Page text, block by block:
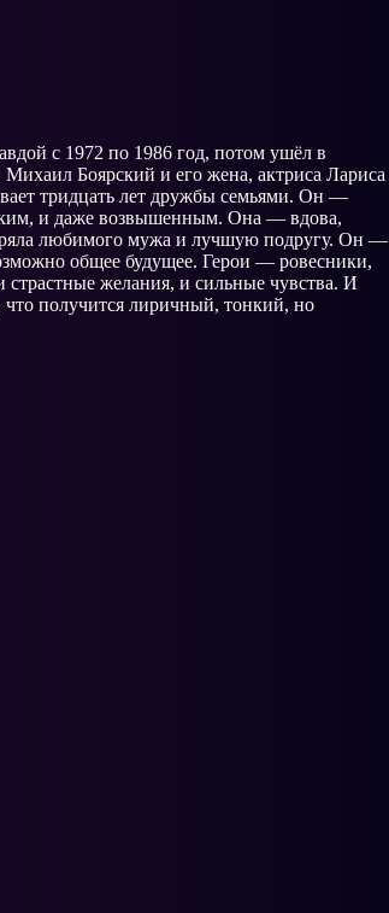
с 1972 по 1986 год, потом ушёл в
Боярский и его жена, актриса Лариса
тридцать лет дружбы семьями. Он —
и даже возвышенным. Она — вдова,
любимого мужа и лучшую подругу. Он —
общее будущее. Герои — ровесники,
желания, и сильные чувства. И
что получится лиричный, тонкий, но